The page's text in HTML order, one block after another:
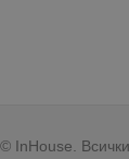
InHouse.